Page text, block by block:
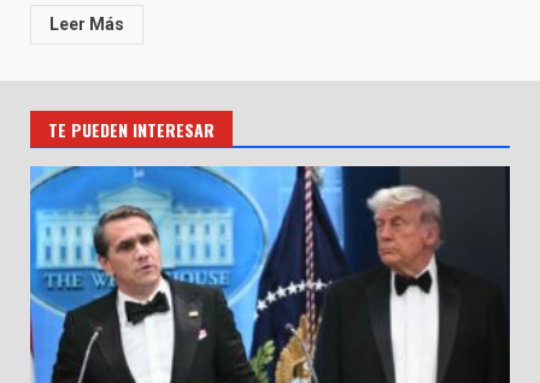
Leer Más
TE PUEDEN INTERESAR